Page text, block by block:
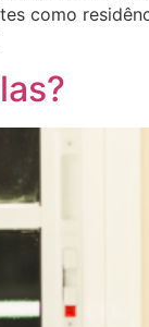
como